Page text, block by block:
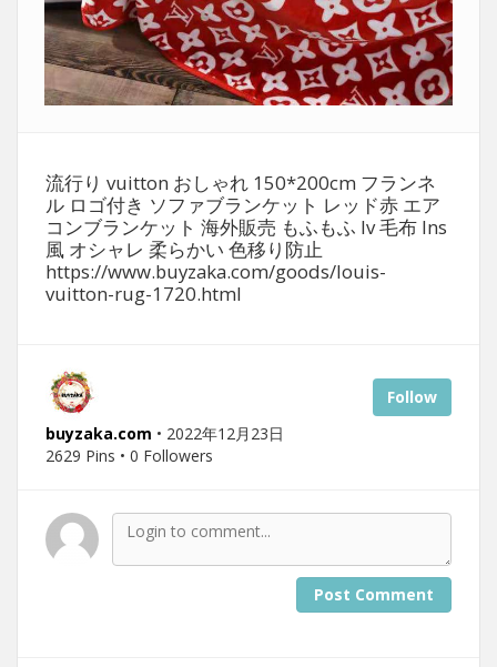
流行り vuitton おしゃれ 150*200cm フランネ
ル ロゴ付き ソファブランケット レッド赤 エア
コンブランケット 海外販売 もふもふ lv 毛布 Ins
風 オシャレ 柔らかい 色移り防止
https://www.buyzaka.com/goods/louis-
vuitton-rug-1720.html
Follow
buyzaka.com • 2022年12月23日
2629 Pins • 0 Followers
Post Comment